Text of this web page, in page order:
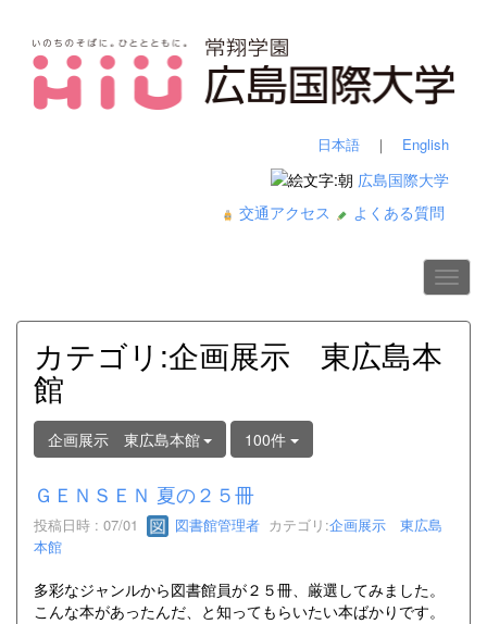
日本語 ｜ English
広島国際大学
交通アクセス
よくある質問
カテゴリ:企画展示 東広島本
館
企画展示 東広島本館 100件
ＧＥＮＳＥＮ 夏の２５冊
投稿日時 : 07/01 図書館管理者 カテゴリ:企画展示 東広島
本館
多彩なジャンルから図書館員が２５冊、厳選してみました。
こんな本があったんだ、と知ってもらいたい本ばかりです。